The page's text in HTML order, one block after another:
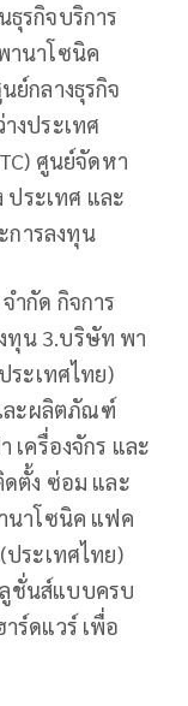
ธุรกิจบริการ
านาโซนิค
ย์กลางธุรกิจ
งประเทศ
ศูนย์จัดหา
ระเทศ และ
การลงทุน
ำกัด กิจการ
ทุน 3.บริษัท พา
ระเทศไทย)
ละผลิตภัณฑ์
เครื่องจักร และ
ดตั้ง ซ่อม และ
นาโซนิค แฟค
ระเทศไทย)
ชั่นส์แบบครบ
ร์ดแวร์ เพื่อ